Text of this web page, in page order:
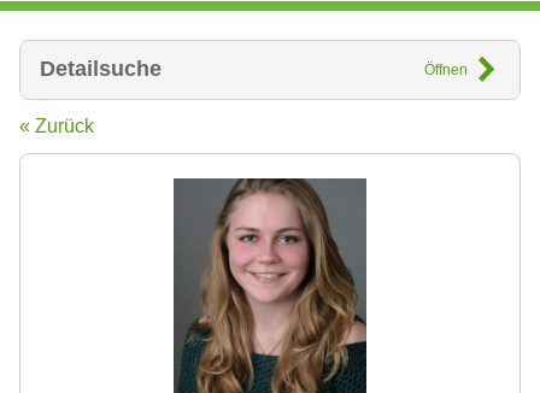
Detailsuche Öffnen
« Zurück